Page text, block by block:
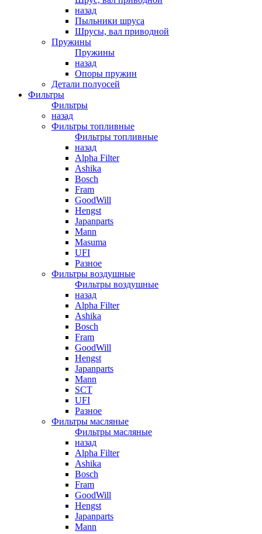
назад
Пыльники шруса
Шрусы, вал приводной
Пружины
Пружины
назад
Опоры пружин
Детали полуосей
Фильтры
Фильтры
назад
Фильтры топливные
Фильтры топливные
назад
Alpha Filter
Ashika
Bosch
Fram
GoodWill
Hengst
Japanparts
Mann
Masuma
UFI
Разное
Фильтры воздушные
Фильтры воздушные
назад
Alpha Filter
Ashika
Bosch
Fram
GoodWill
Hengst
Japanparts
Mann
SCT
UFI
Разное
Фильтры масляные
Фильтры масляные
назад
Alpha Filter
Ashika
Bosch
Fram
GoodWill
Hengst
Japanparts
Mann